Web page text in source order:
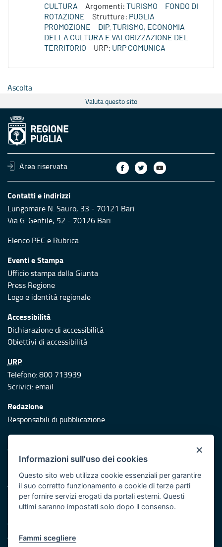
CULTURA
Argomenti: TURISMO
FONDO DI
ROTAZIONE
Strutture: PUGLIA
PROMOZIONE
DIP. TURISMO, ECONOMIA
DELLA CULTURA E VALORIZZAZIONE DEL
TERRITORIO
URP: URP COMUNICA
Ascolta
Valuta questo sito
Area riservata
Contatti e indirizzi
Lungomare N. Sauro, 33 - 70121 Bari
Via G. Gentile, 52 - 70126 Bari
Elenco PEC e Rubrica
Eventi e Stampa
Ufficio stampa della Giunta
Press Regione
Logo e identità regionale
Accessibilità
Dichiarazione di accessibilità
Obiettivi di accessibilità
URP
Telefono: 800 713939
Scrivici:email
Redazione
Responsabili di pubblicazione
Protezione civile
Vai al sito di Protezione Civile Puglia
Iniziativa finanziata con risorse del POR Puglia 2014/2020 -
Asse XI
Note legali
Cookie e privacy
Atti di notifica
×
Informazioni sull'uso dei cookies
Questo sito web utilizza cookie essenziali per garantire
il suo corretto funzionamento e cookie di terze parti
per fornire servizi erogati da portali esterni. Questi
ultimi saranno impostati solo dopo il consenso.
Fammi scegliere